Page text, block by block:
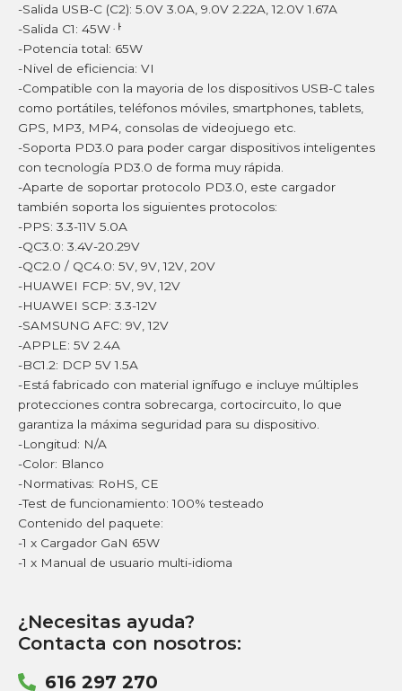
-Salida USB-C (C2): 5.0V 3.0A, 9.0V 2.22A, 12.0V 1.67A
-Salida C1: 45Wퟅ
-Potencia total: 65W
-Nivel de eficiencia: VI
-Compatible con la mayoria de los dispositivos USB-C tales
como portátiles, teléfonos móviles, smartphones, tablets,
GPS, MP3, MP4, consolas de videojuego etc.
-Soporta PD3.0 para poder cargar dispositivos inteligentes
con tecnología PD3.0 de forma muy rápida.
-Aparte de soportar protocolo PD3.0, este cargador
también soporta los siguientes protocolos:
-PPS: 3.3-11V 5.0A
-QC3.0: 3.4V-20.29V
-QC2.0 / QC4.0: 5V, 9V, 12V, 20V
-HUAWEI FCP: 5V, 9V, 12V
-HUAWEI SCP: 3.3-12V
-SAMSUNG AFC: 9V, 12V
-APPLE: 5V 2.4A
-BC1.2: DCP 5V 1.5A
-Está fabricado con material ignífugo e incluye múltiples
protecciones contra sobrecarga, cortocircuito, lo que
garantiza la máxima seguridad para su dispositivo.
-Longitud: N/A
-Color: Blanco
-Normativas: RoHS, CE
-Test de funcionamiento: 100% testeado
Contenido del paquete:
-1 x Cargador GaN 65W
-1 x Manual de usuario multi-idioma
¿Necesitas ayuda?
Contacta con nosotros:
616 297 270